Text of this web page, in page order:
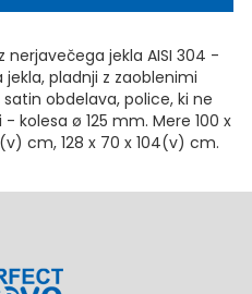
jekla AISI 304 -
pladnji z zaoblenimi
obdelava, police, ki ne
ø 125 mm. Mere 100 x
cm, 128 x 70 x 104(v) cm.